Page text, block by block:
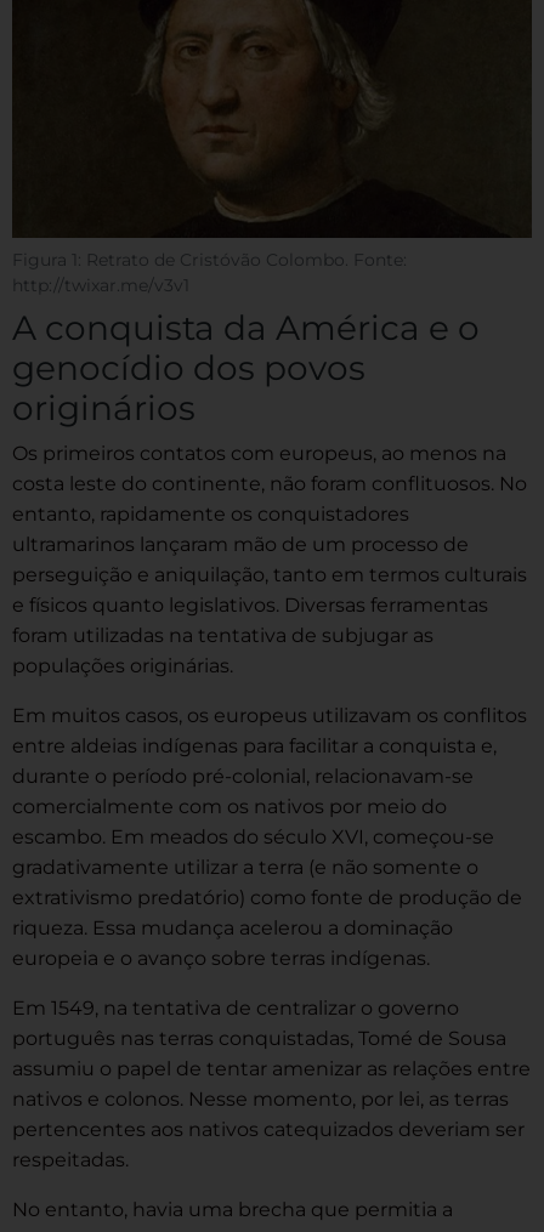
Figura 1: Retrato de Cristóvão Colombo. Fonte:
http://twixar.me/v3v1
A conquista da América e o
genocídio dos povos
originários
Os primeiros contatos com europeus, ao menos na
costa leste do continente, não foram conflituosos. No
entanto, rapidamente os conquistadores
ultramarinos lançaram mão de um processo de
perseguição e aniquilação, tanto em termos culturais
e físicos quanto legislativos. Diversas ferramentas
foram utilizadas na tentativa de subjugar as
populações originárias.
Em muitos casos, os europeus utilizavam os conflitos
entre aldeias indígenas para facilitar a conquista e,
durante o período pré-colonial, relacionavam-se
comercialmente com os nativos por meio do
escambo. Em meados do século XVI, começou-se
gradativamente utilizar a terra (e não somente o
extrativismo predatório) como fonte de produção de
riqueza. Essa mudança acelerou a dominação
europeia e o avanço sobre terras indígenas.
Em 1549, na tentativa de centralizar o governo
português nas terras conquistadas, Tomé de Sousa
assumiu o papel de tentar amenizar as relações entre
nativos e colonos. Nesse momento, por lei, as terras
pertencentes aos nativos catequizados deveriam ser
respeitadas.
No entanto, havia uma brecha que permitia a